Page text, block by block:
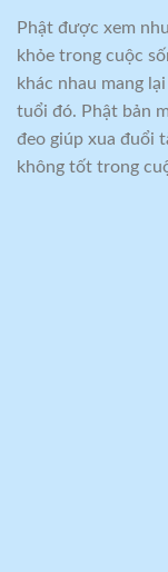
Phật được xem
khỏe trong cuộc
khác nhau mang
tuổi đó. Phật bản
đeo giúp xua đuổi
không tốt trong